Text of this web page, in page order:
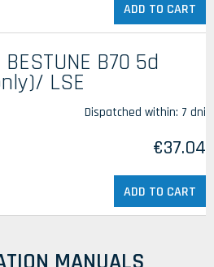
ADD TO CART
B70 5d
LSE
Dispatched within: 7 dni
€37.04
ADD TO CART